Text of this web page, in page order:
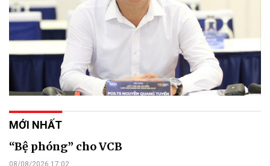
MỚI NHẤT
“Bệ phóng” cho VCB
08/08/2026 17:02